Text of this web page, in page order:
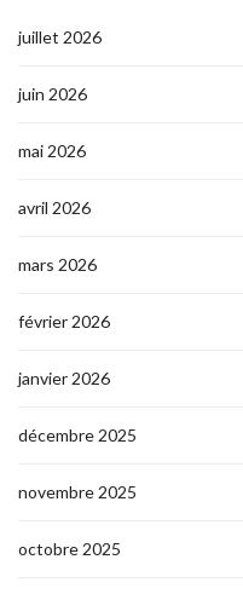
juillet 2026
juin 2026
mai 2026
avril 2026
mars 2026
février 2026
janvier 2026
décembre 2025
novembre 2025
octobre 2025